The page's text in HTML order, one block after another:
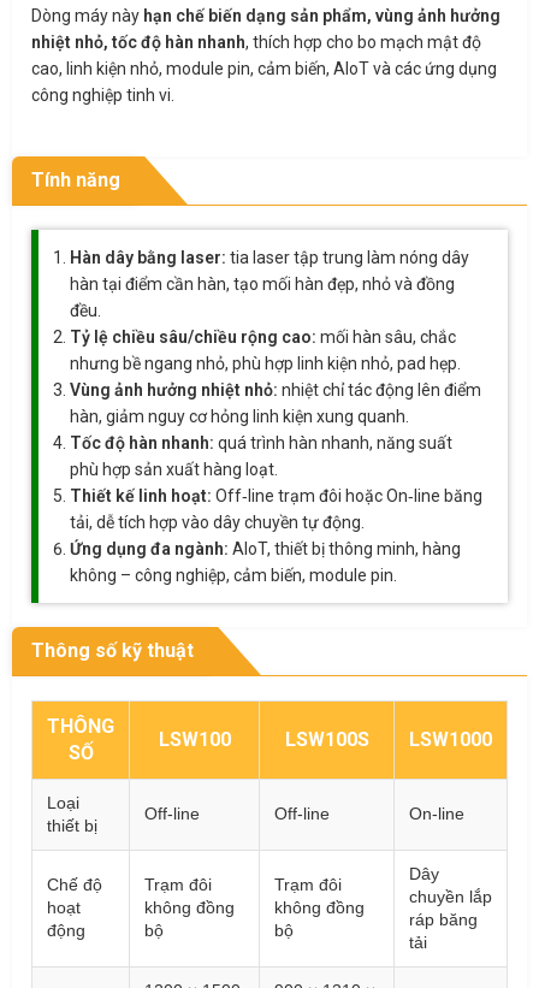
Dòng máy này hạn chế biến dạng sản phẩm, vùng ảnh hưởng
nhiệt nhỏ, tốc độ hàn nhanh, thích hợp cho bo mạch mật độ
cao, linh kiện nhỏ, module pin, cảm biến, AIoT và các ứng dụng
công nghiệp tinh vi.
Tính năng
Hàn dây bằng laser: tia laser tập trung làm nóng dây
hàn tại điểm cần hàn, tạo mối hàn đẹp, nhỏ và đồng
đều.
Tỷ lệ chiều sâu/chiều rộng cao: mối hàn sâu, chắc
nhưng bề ngang nhỏ, phù hợp linh kiện nhỏ, pad hẹp.
Vùng ảnh hưởng nhiệt nhỏ: nhiệt chỉ tác động lên điểm
hàn, giảm nguy cơ hỏng linh kiện xung quanh.
Tốc độ hàn nhanh: quá trình hàn nhanh, năng suất
phù hợp sản xuất hàng loạt.
Thiết kế linh hoạt: Off‑line trạm đôi hoặc On‑line băng
tải, dễ tích hợp vào dây chuyền tự động.
Ứng dụng đa ngành: AIoT, thiết bị thông minh, hàng
không – công nghiệp, cảm biến, module pin.
Thông số kỹ thuật
THÔNG
SỐ
LSW100 LSW100S LSW1000
Loại
thiết bị
Off-line Off-line On-line
Chế độ
hoạt
động
Trạm đôi
không đồng
bộ
Trạm đôi
không đồng
bộ
Dây
chuyền lắp
ráp băng
tải